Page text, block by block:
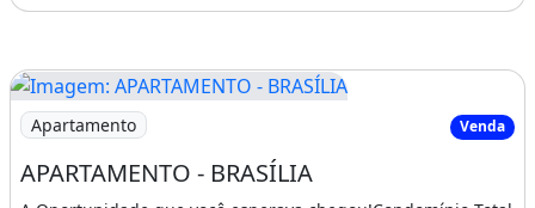
Imagem: APARTAMENTO - BRASÍLIA
Apartamento Venda
APARTAMENTO - BRASÍLIA